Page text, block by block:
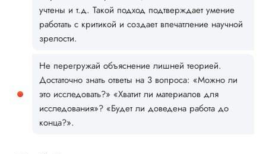
учтены и т.д. Такой подход подтверждает умение
работать с критикой и создает впечатление научной
зрелости.
Не перегружай объяснение лишней теорией.
Достаточно знать ответы на 3 вопроса: «Можно ли
это исследовать?» «Хватит ли материалов для
исследования»? «Будет ли доведена работа до
конца?».